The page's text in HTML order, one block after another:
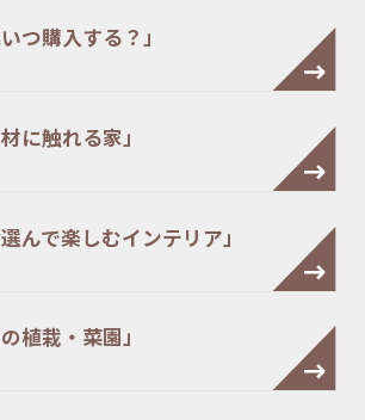
つ購入する？」
に触れる家」
んで楽しむインテリア」
植栽・菜園」